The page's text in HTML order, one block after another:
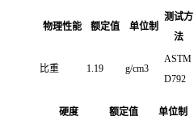
物理性能 额定值 单位制
测试方
法
比重 1.19 g/cm3
ASTM
D792
硬度 额定值 单位制